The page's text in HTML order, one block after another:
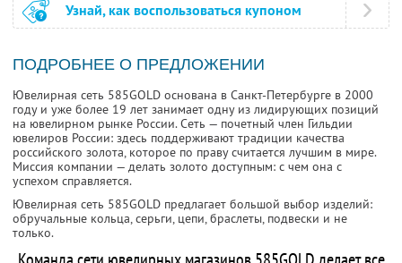
Узнай, как воспользоваться купоном
ПОДРОБНЕЕ О ПРЕДЛОЖЕНИИ
Ювелирная сеть 585GOLD основана в Санкт-Петербурге в 2000
году и уже более 19 лет занимает одну из лидирующих позиций
на ювелирном рынке России. Сеть — почетный член Гильдии
ювелиров России: здесь поддерживают традиции качества
российского золота, которое по праву считается лучшим в мире.
Миссия компании — делать золото доступным: с чем она с
успехом справляется.
Ювелирная сеть 585GOLD предлагает большой выбор изделий:
обручальные кольца, серьги, цепи, браслеты, подвески и не
только.